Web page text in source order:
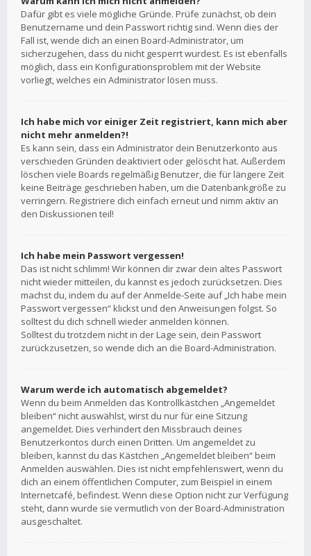
Dafür gibt es viele mögliche Gründe. Prüfe zunächst, ob dein
Benutzername und dein Passwort richtig sind. Wenn dies der
Fall ist, wende dich an einen Board-Administrator, um
sicherzugehen, dass du nicht gesperrt wurdest. Es ist ebenfalls
möglich, dass ein Konfigurationsproblem mit der Website
vorliegt, welches ein Administrator lösen muss.
Ich habe mich vor einiger Zeit registriert, kann mich aber
nicht mehr anmelden?!
Es kann sein, dass ein Administrator dein Benutzerkonto aus
verschieden Gründen deaktiviert oder gelöscht hat. Außerdem
löschen viele Boards regelmäßig Benutzer, die für längere Zeit
keine Beiträge geschrieben haben, um die Datenbankgröße zu
verringern. Registriere dich einfach erneut und nimm aktiv an
den Diskussionen teil!
Ich habe mein Passwort vergessen!
Das ist nicht schlimm! Wir können dir zwar dein altes Passwort
nicht wieder mitteilen, du kannst es jedoch zurücksetzen. Dies
machst du, indem du auf der Anmelde-Seite auf „Ich habe mein
Passwort vergessen“ klickst und den Anweisungen folgst. So
solltest du dich schnell wieder anmelden können.
Solltest du trotzdem nicht in der Lage sein, dein Passwort
zurückzusetzen, so wende dich an die Board-Administration.
Warum werde ich automatisch abgemeldet?
Wenn du beim Anmelden das Kontrollkästchen „Angemeldet
bleiben“ nicht auswählst, wirst du nur für eine Sitzung
angemeldet. Dies verhindert den Missbrauch deines
Benutzerkontos durch einen Dritten. Um angemeldet zu
bleiben, kannst du das Kästchen „Angemeldet bleiben“ beim
Anmelden auswählen. Dies ist nicht empfehlenswert, wenn du
dich an einem öffentlichen Computer, zum Beispiel in einem
Internetcafé, befindest. Wenn diese Option nicht zur Verfügung
steht, dann wurde sie vermutlich von der Board-Administration
ausgeschaltet.